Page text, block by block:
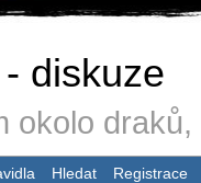
diskuze
okolo
Hledat Registrace